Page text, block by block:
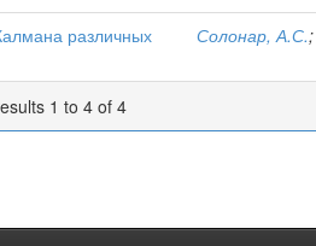
различных
Солонар, А.С.;
1 to 4 of 4